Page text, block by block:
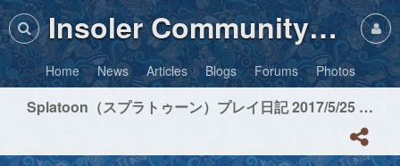
Insoler Community・Photos
Home News Articles Blogs Forums Photos
Splatoon（スプラトゥーン）プレイ日記 2017/5/25 14:16 服屋さん